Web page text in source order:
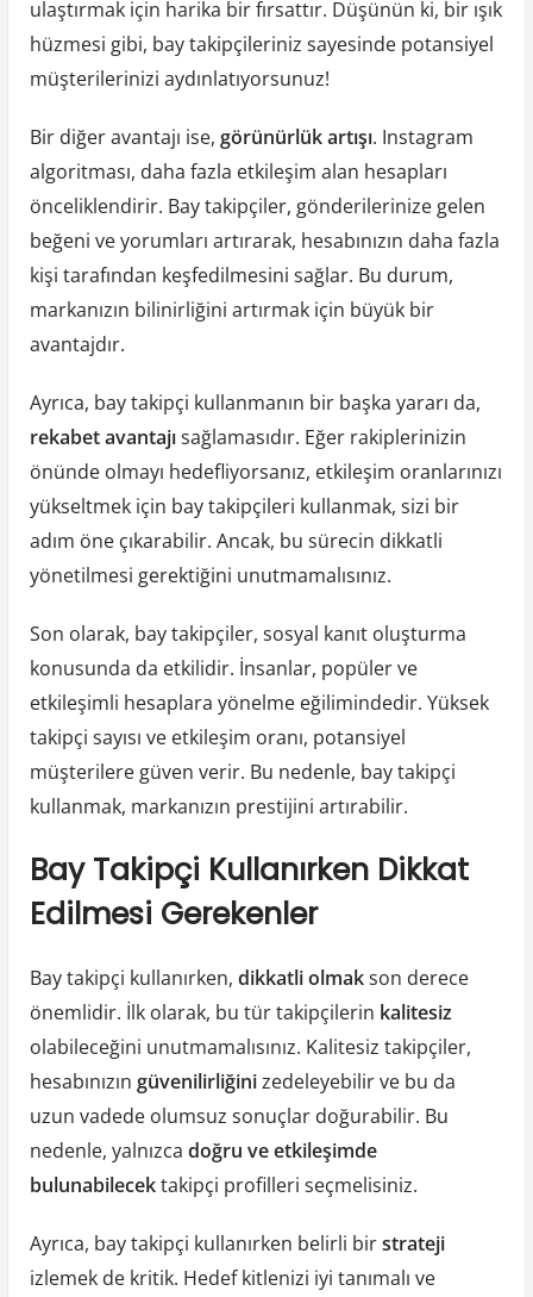
ulaştırmak için harika bir fırsattır. Düşünün ki, bir ışık
hüzmesi gibi, bay takipçileriniz sayesinde potansiyel
müşterilerinizi aydınlatıyorsunuz!
Bir diğer avantajı ise, görünürlük artışı. Instagram
algoritması, daha fazla etkileşim alan hesapları
önceliklendirir. Bay takipçiler, gönderilerinize gelen
beğeni ve yorumları artırarak, hesabınızın daha fazla
kişi tarafından keşfedilmesini sağlar. Bu durum,
markanızın bilinirliğini artırmak için büyük bir
avantajdır.
Ayrıca, bay takipçi kullanmanın bir başka yararı da,
rekabet avantajısağlamasıdır. Eğer rakiplerinizin
önünde olmayı hedefliyorsanız, etkileşim oranlarınızı
yükseltmek için bay takipçileri kullanmak, sizi bir
adım öne çıkarabilir. Ancak, bu sürecin dikkatli
yönetilmesi gerektiğini unutmamalısınız.
Son olarak, bay takipçiler, sosyal kanıt oluşturma
konusunda da etkilidir. İnsanlar, popüler ve
etkileşimli hesaplara yönelme eğilimindedir. Yüksek
takipçi sayısı ve etkileşim oranı, potansiyel
müşterilere güven verir. Bu nedenle, bay takipçi
kullanmak, markanızın prestijini artırabilir.
Bay Takipçi Kullanırken Dikkat
Edilmesi Gerekenler
Bay takipçi kullanırken, dikkatli olmakson derece
önemlidir. İlk olarak, bu tür takipçilerin kalitesiz
olabileceğini unutmamalısınız. Kalitesiz takipçiler,
hesabınızın güvenilirliğinizedeleyebilir ve bu da
uzun vadede olumsuz sonuçlar doğurabilir. Bu
nedenle, yalnızca doğru ve etkileşimde
bulunabilecektakipçi profilleri seçmelisiniz.
Ayrıca, bay takipçi kullanırken belirli birstrateji
izlemek de kritik. Hedef kitlenizi iyi tanımalı ve